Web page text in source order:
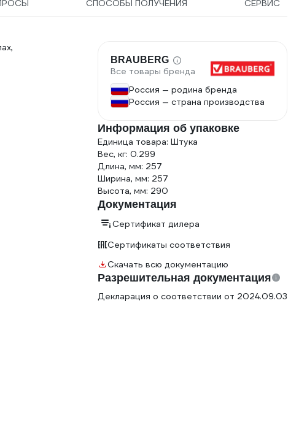
СПОСОБЫ ПОЛУЧЕНИЯ СЕРВИС
BRAUBERG
Все товары бренда
Россия — родина бренда
Россия — страна производства
Информация об упаковке
Единица товара: Штука
Вес, кг: 0.299
Длина, мм: 257
Ширина, мм: 257
Высота, мм: 290
Документация
Сертификат дилера
Сертификаты соответствия
Скачать всю документацию
Разрешительная документация
Декларация о соответствии от 2024.09.03